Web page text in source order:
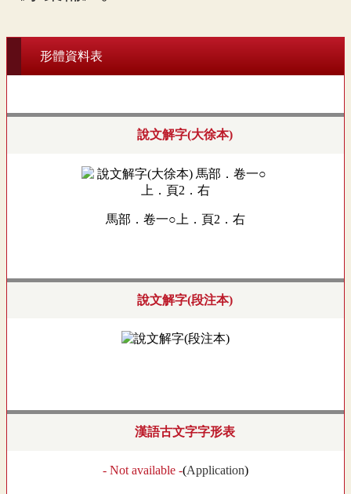
形體資料表
說文解字(大徐本)
馬部．卷一○上．頁2．右
說文解字(段注本)
漢語古文字字形表
- Not available -(Application)